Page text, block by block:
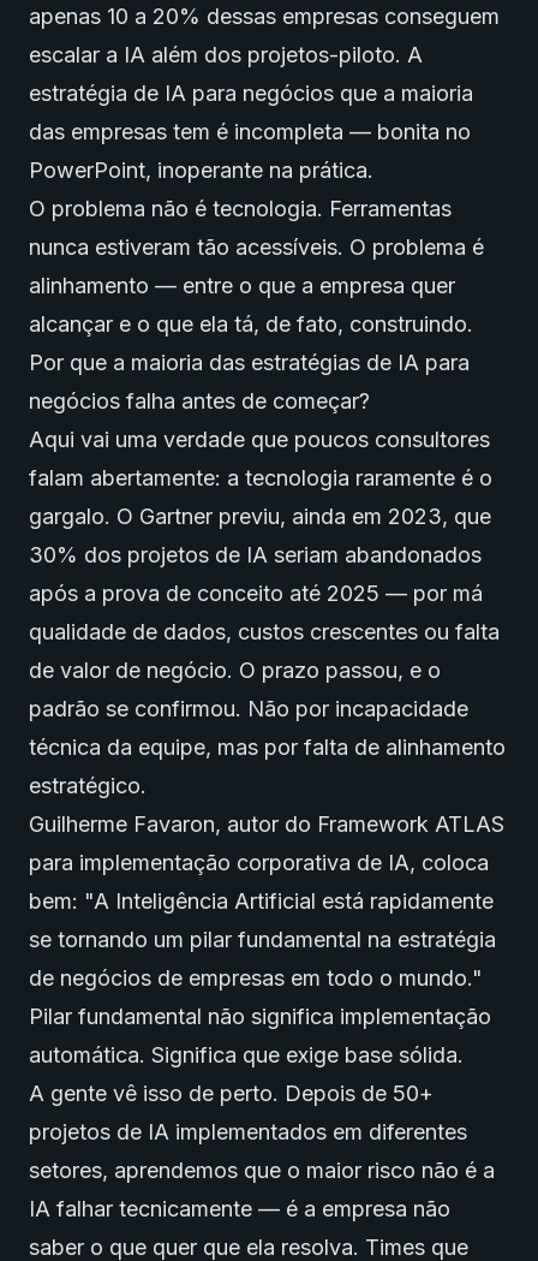
apenas 10 a 20% dessas empresas conseguem
escalar a IA além dos projetos-piloto. A
estratégia de IA para negócios que a maioria
das empresas tem é incompleta — bonita no
PowerPoint, inoperante na prática.
O problema não é tecnologia. Ferramentas
nunca estiveram tão acessíveis. O problema é
alinhamento — entre o que a empresa quer
alcançar e o que ela tá, de fato, construindo.
Por que a maioria das estratégias de IA para
negócios falha antes de começar?
Aqui vai uma verdade que poucos consultores
falam abertamente: a tecnologia raramente é o
gargalo. O Gartner previu, ainda em 2023, que
30% dos projetos de IA seriam abandonados
após a prova de conceito até 2025 — por má
qualidade de dados, custos crescentes ou falta
de valor de negócio. O prazo passou, e o
padrão se confirmou. Não por incapacidade
técnica da equipe, mas por falta de alinhamento
estratégico.
Guilherme Favaron, autor do Framework ATLAS
para implementação corporativa de IA, coloca
bem: "A Inteligência Artificial está rapidamente
se tornando um pilar fundamental na estratégia
de negócios de empresas em todo o mundo."
Pilar fundamental não significa implementação
automática. Significa que exige base sólida.
A gente vê isso de perto. Depois de 50+
projetos de IA implementados em diferentes
setores, aprendemos que o maior risco não é a
IA falhar tecnicamente — é a empresa não
saber o que quer que ela resolva. Times que